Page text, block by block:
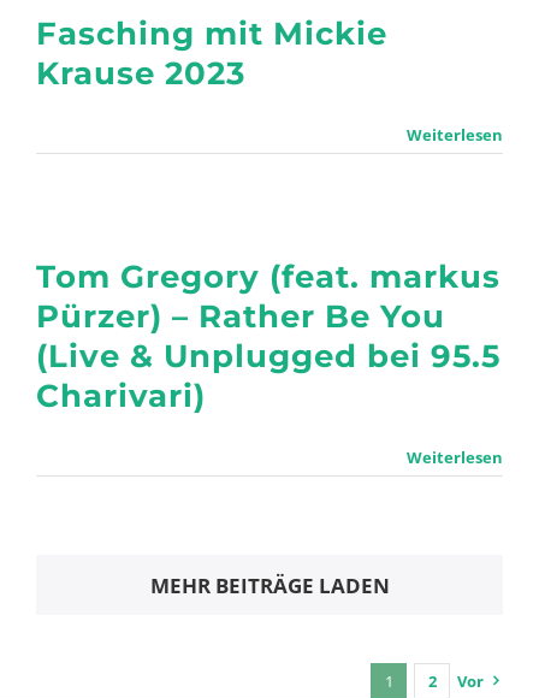
Fasching mit Mickie
Krause 2023
Weiterlesen
Tom Gregory (feat. markus
Pürzer) – Rather Be You
(Live & Unplugged bei 95.5
Charivari)
Weiterlesen
MEHR BEITRÄGE LADEN
1 2 Vor